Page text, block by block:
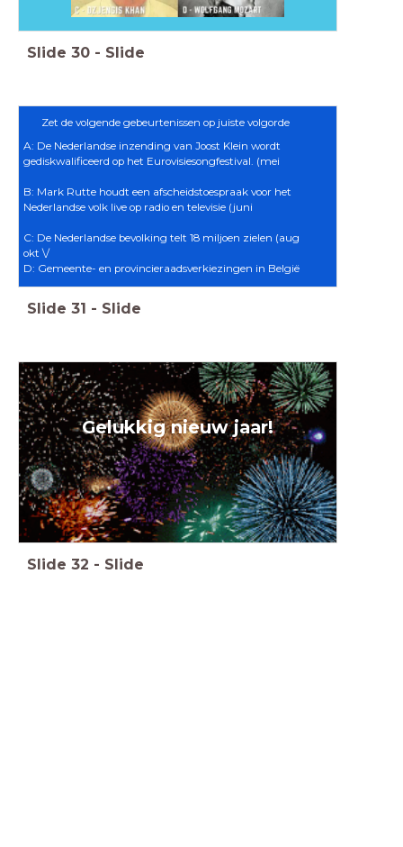
Slide 30 - Slide
Zet de volgende gebeurtenissen op juiste volgorde
A: De Nederlandse inzending van Joost Klein wordt
gediskwalificeerd op het Eurovisiesongfestival. (mei
B: Mark Rutte houdt een afscheidstoespraak voor het
Nederlandse volk live op radio en televisie (juni
C: De Nederlandse bevolking telt 18 miljoen zielen (aug
okt \/
D: Gemeente- en provincieraadsverkiezingen in België
Slide 31 - Slide
Gelukkig nieuw jaar!
Slide 32 - Slide